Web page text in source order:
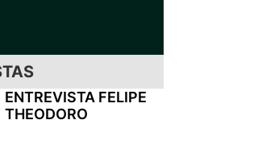
ENTREVISTA FELIPE
THEODORO